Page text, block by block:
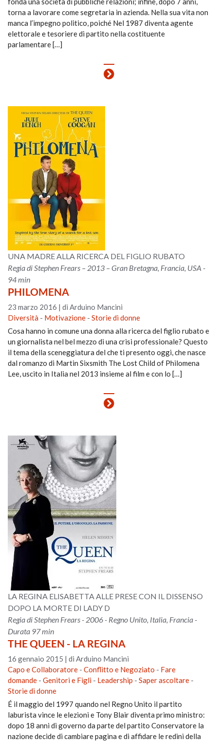
torna a lavorare come segretaria in azienda. Nella sua vita non
manca l’impegno politico, poiché Nel 1987 diventa agente
elettorale e tesoriere di partito nella costituente
parlamentare […]
UNA MADRE ALLA RICERCA DEL FIGLIO RUBATO
Regia di Stephen Frears – 2013 – Gran Bretagna, Francia, USA -
94 min
PHILOMENA
23 marzo 2016 |di Arduino Mancini
Diversità - Motivazione -Storie di donne
Cosa hanno in comune una donna alla ricerca del figlio rubato e
un giornalista nel bel mezzo di una crisi professionale? Questo
il tema della sceneggiatura del che ti presento oggi, che nasce
dal romanzo di Martin Sixsmith The Lost Child of Philomena
Lee, uscito in Italia nel 2013 insieme al film e con lo […]
LA REGINA ELISABETTA ALLE PRESE CON IL DISSENSO
DOPO LA MORTE DI LADY D
Regia di Stephen Frears - 2006 - Regno Unito, Italia, Francia -
Durata 97 min
THE QUEEN - LA REGINA
16 gennaio 2015 |di Arduino Mancini
Capo e Collaboratore -Conflitto e Negoziato - Fare
domande -Genitori e Figli - Leadership -Saper ascoltare -
Storie di donne
É il maggio del 1997 quando nel Regno Unito il partito
laburista vince le elezioni e Tony Blair diventa primo ministro:
dopo 18 anni di governo da parte del partito Conservatore la
nazione decide di cambiare pagina e di affidare le redini della